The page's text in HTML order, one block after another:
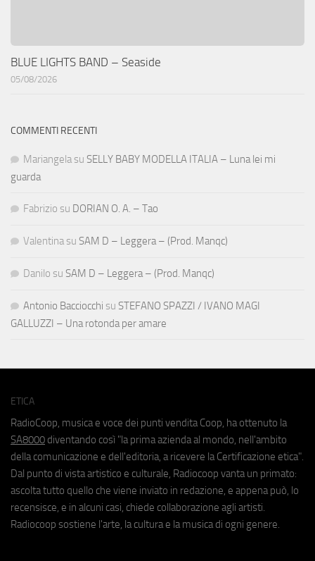
BLUE LIGHTS BAND – Seaside
05/08/2026
COMMENTI RECENTI
Mariangela su SELLY BABY MODELLA ITALIA – Luna lei mi
guarda
Fabrizio su DORIAN O. A. – Tao
Valentina su SAM D – Leggera – (Prod. Manqc)
Danilo su SAM D – Leggera – (Prod. Manqc)
Antonio Bacciocchi su STEFANO SPAZZI / IVANO MAGI
GALLUZZI – Una rotonda per amare
ETICA
RadioCoop, musica e voce dei punti vendita Coop, ha ottenuto la
SA8000 diventando così "la prima azienda al mondo, nell'ambito
della comunicazione e dell'editoria, a ricevere la Certificazione etica".
Dal punto di vista artistico e culturale, Radiocoop vanta un primato:
ascolta tutto quello che viene inviato in redazione, e appena può, lo
recensisce, e in alcuni casi, chiede collaborazione agli artisti.
Radiocoop sostiene l'arte, la cultura e la musica di ogni genere.